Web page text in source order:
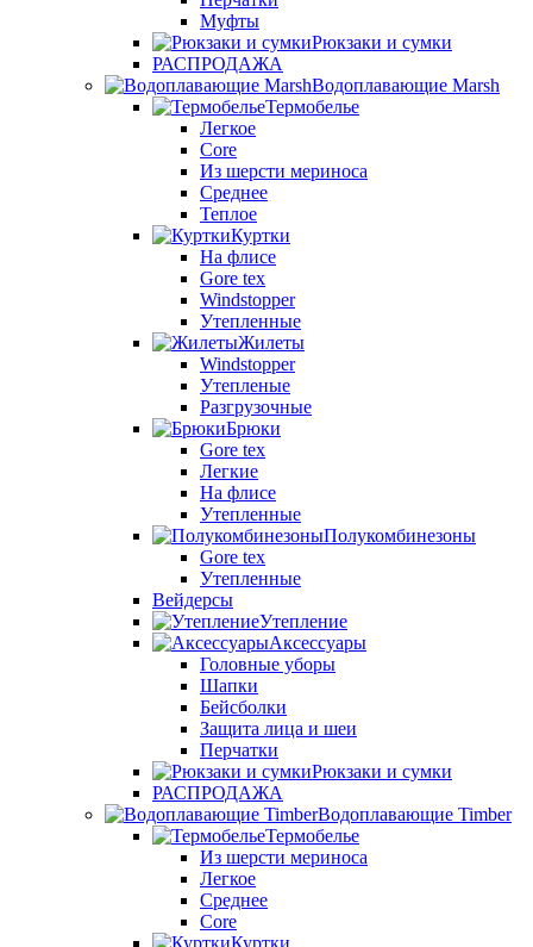
Муфты
Рюкзаки и сумки
РАСПРОДАЖА
Водоплавающие Marsh
Термобелье
Легкое
Core
Из шерсти мериноса
Среднее
Теплое
Куртки
На флисе
Gore tex
Windstopper
Утепленные
Жилеты
Windstopper
Утепленые
Разгрузочные
Брюки
Gore tex
Легкие
На флисе
Утепленные
Полукомбинезоны
Gore tex
Утепленные
Вейдерсы
Утепление
Аксессуары
Головные уборы
Шапки
Бейсболки
Защита лица и шеи
Перчатки
Рюкзаки и сумки
РАСПРОДАЖА
Водоплавающие Timber
Термобелье
Из шерсти мериноса
Легкое
Среднее
Core
Куртки